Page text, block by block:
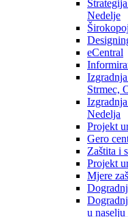
Nedelje
eCentral
Strmec,
Nedelja
Projekt
Gero
Zaštita i
Projekt
Mjere
u naselju